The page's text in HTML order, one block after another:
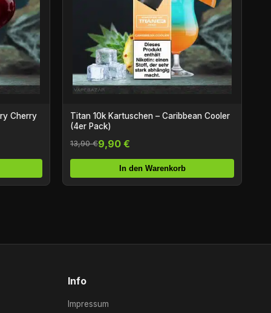
Cherry
Titan 10k Kartuschen – Caribbean Cooler
(4er Pack)
13,90 €9,90 €
In den Warenkorb
Info
Impressum